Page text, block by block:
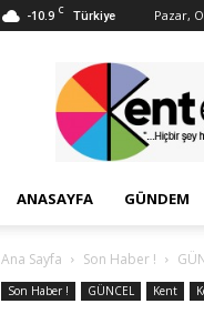
-10.9 C Türkiye Pazar,
ANASAYFA GÜNDEM
Ana Sayfa Son Haber !
Son Haber ! GÜNCEL Kent